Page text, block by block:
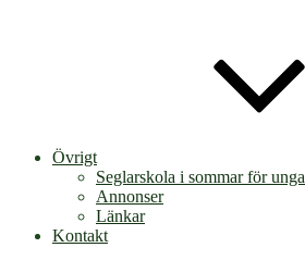
Övrigt
Seglarskola i sommar för unga
Annonser
Länkar
Kontakt